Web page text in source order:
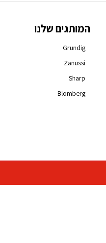
המותגים שלנו
Grundig
Zanussi
Sharp
Blomberg